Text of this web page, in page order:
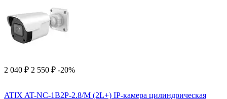
2 040 ₽ 2 550 ₽ -20%
ATIX AT-NC-1B2P-2.8/M (2L+) IP-камера цилиндрическая